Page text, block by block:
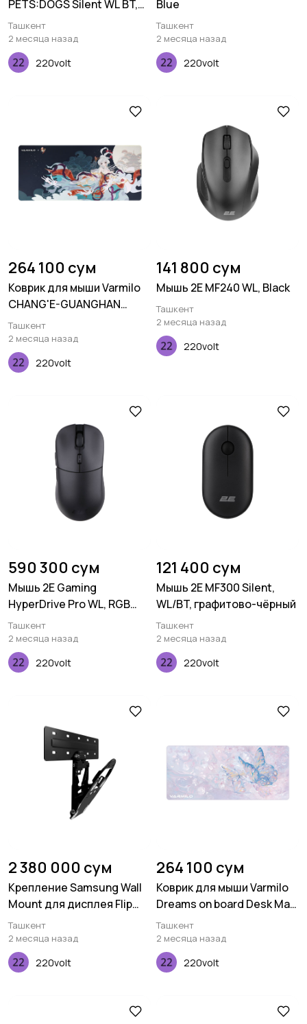
PETS:DOGS Silent WL BT,
зеленый
Ташкент
2 месяца назад
220volt
Blue
Ташкент
2 месяца назад
220volt
264 100 сум
Коврик для мыши Varmilo
CHANG'E-GUANGHAN
PALACE XL
(900х400х3мм), Черный
Ташкент
2 месяца назад
220volt
141 800 сум
Мышь 2E MF240 WL, Black
Ташкент
2 месяца назад
220volt
590 300 сум
Мышь 2E Gaming
HyperDrive Pro WL, RGB
Black
Ташкент
2 месяца назад
220volt
121 400 сум
Мышь 2E MF300 Silent,
WL/BT, графитово-чёрный
Ташкент
2 месяца назад
220volt
2 380 000 сум
Крепление Samsung Wall
Mount для дисплея Flip
65" WMN-WM65RXCI
Ташкент
2 месяца назад
220volt
264 100 сум
Коврик для мыши Varmilo
Dreams on board Desk Mat
XL (900х400х3мм)
Ташкент
2 месяца назад
220volt